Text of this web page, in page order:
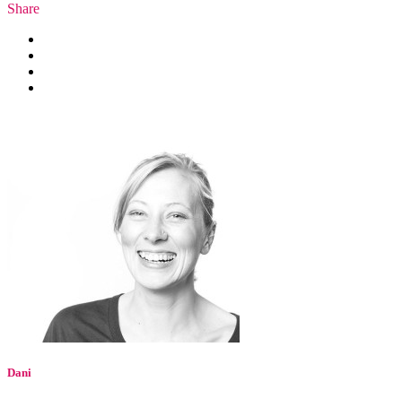
Share
Dani